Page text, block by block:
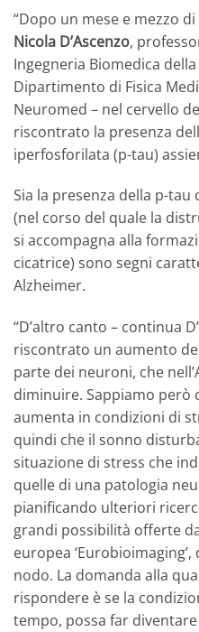
“Dopo un mese e mezzo
Nicola D’Ascenzo,
Ingegneria Biomedica
Dipartimento di Fisica
Neuromed – nel cervello
riscontrato la presenza
iperfosforilata (p-tau)
Sia la presenza della p-
(nel corso del quale la
si accompagna alla
cicatrice) sono segni
Alzheimer.
“D’altro canto – continua
riscontrato un aumento
parte dei neuroni, che
diminuire. Sappiamo però
aumenta in condizioni di
quindi che il sonno
situazione di stress che
quelle di una patologia
pianificando ulteriori
grandi possibilità offerte
europea
nodo. La domanda alla
rispondere è se la
tempo, possa far